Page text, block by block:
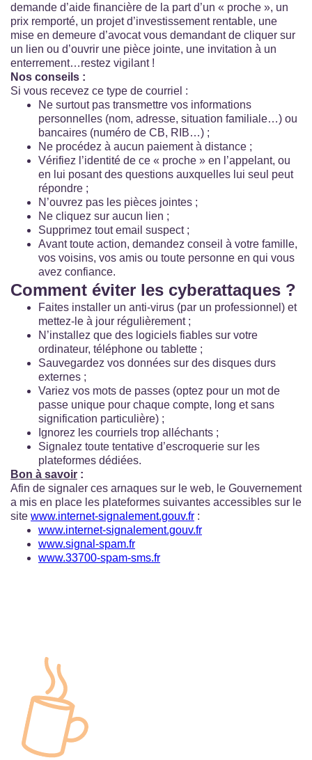
demande d’aide financière de la part d’un « proche », un
prix remporté, un projet d’investissement rentable, une
mise en demeure d’avocat vous demandant de cliquer sur
un lien ou d’ouvrir une pièce jointe, une invitation à un
enterrement…restez vigilant !
Nos conseils :
Si vous recevez ce type de courriel :
Ne surtout pas transmettre vos informations
personnelles (nom, adresse, situation familiale…) ou
bancaires (numéro de CB, RIB…) ;
Ne procédez à aucun paiement à distance ;
Vérifiez l’identité de ce « proche » en l’appelant, ou
en lui posant des questions auxquelles lui seul peut
répondre ;
N’ouvrez pas les pièces jointes ;
Ne cliquez sur aucun lien ;
Supprimez tout email suspect ;
Avant toute action, demandez conseil à votre famille,
vos voisins, vos amis ou toute personne en qui vous
avez confiance.
Comment éviter les cyberattaques ?
Faites installer un anti-virus (par un professionnel) et
mettez-le à jour régulièrement ;
N’installez que des logiciels fiables sur votre
ordinateur, téléphone ou tablette ;
Sauvegardez vos données sur des disques durs
externes ;
Variez vos mots de passes (optez pour un mot de
passe unique pour chaque compte, long et sans
signification particulière) ;
Ignorez les courriels trop alléchants ;
Signalez toute tentative d’escroquerie sur les
plateformes dédiées.
Bon à savoir :
Afin de signaler ces arnaques sur le web, le Gouvernement
a mis en place les plateformes suivantes accessibles sur le
site www.internet-signalement.gouv.fr :
www.internet-signalement.gouv.fr
www.signal-spam.fr
www.33700-spam-sms.fr